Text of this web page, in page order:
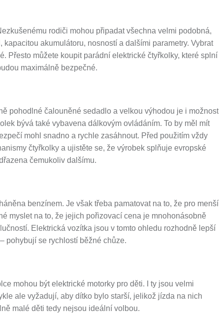
rodiči mohou připadat všechna velmi podobná,
akumulátoru, nosností a dalšími parametry. Vybrat
Přesto můžete koupit parádní elektrické čtyřkolky, které splní
maximálně bezpečné.
pohodlné čalouněné sedadlo a velkou výhodou je i možnost
bývá také vybavena dálkovým ovládáním. To by měl mít
mohl snadno a rychle zasáhnout. Před použitím vždy
čtyřkolky a ujistěte se, že výrobek splňuje evropské
čemukoliv dalšímu.
benzínem. Je však třeba pamatovat na to, že pro menší
myslet na to, že jejich pořizovací cena je mnohonásobně
Elektrická vozítka jsou v tomto ohledu rozhodně lepší
pohybují se rychlostí běžné chůze.
mohou být elektrické motorky pro děti. I ty jsou velmi
ale vyžadují, aby dítko bylo starší, jelikož jízda na nich
malé děti tedy nejsou ideální volbou.